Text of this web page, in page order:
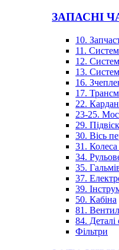
ЗАПАСНІ
10.
11.
12.
13.
16.
17.
22.
23-25.
29.
30. Вісь
31.
34.
35.
37.
39.
50. Кабіна
81.
84.
Фільтри